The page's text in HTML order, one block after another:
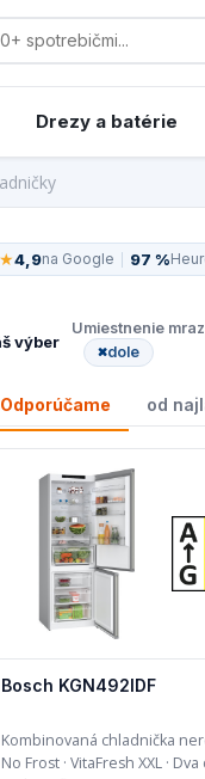
Drezy a batérie
★4,9na Google 97 %
výber
Umiestnenie
dole
Odporúčame od
Bosch KGN492IDF
Kombinovaná chladnička
No Frost · VitaFresh XXL · Dva chladiace okruhy ·